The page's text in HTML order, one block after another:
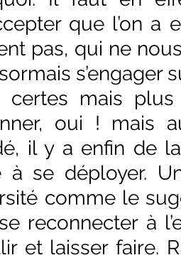
que l’on a
pas, qui ne
s’engager
certes mais
oui ! mais
il y a enfin de
à se déployer.
comme le
reconnecter à
et laisser faire.